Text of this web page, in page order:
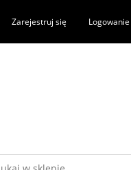
Zarejestruj się Logowanie